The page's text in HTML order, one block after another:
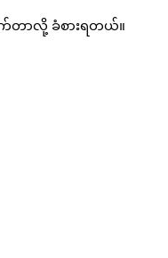
တာလို့ ခံစားရတယ်။